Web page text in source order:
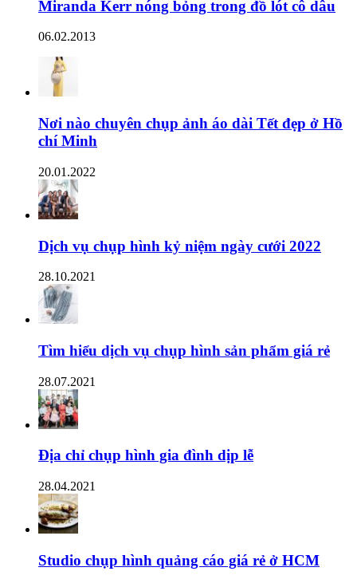
Miranda Kerr nóng bỏng trong đồ lót cô dâu
06.02.2013
Nơi nào chuyên chụp ảnh áo dài Tết đẹp ở Hồ
chí Minh
20.01.2022
Dịch vụ chụp hình kỷ niệm ngày cưới 2022
28.10.2021
Tìm hiểu dịch vụ chụp hình sản phẩm giá rẻ
28.07.2021
Địa chỉ chụp hình gia đình dịp lễ
28.04.2021
Studio chụp hình quảng cáo giá rẻ ở HCM